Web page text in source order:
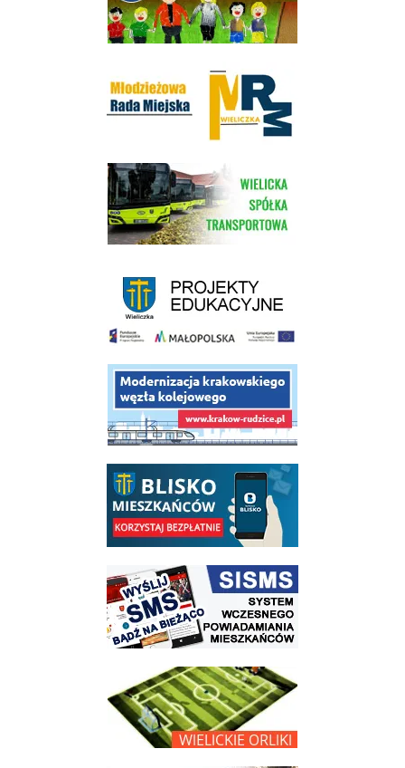
link do strony Wielickiej Spółki Transportowej
link do opisu projektu budowy linii kolejowej Krakow Rudzice
link do opisu aplikacji - BLISKO, Gmina Wieliczka w aplikacji Blisko
link do strony systemu wczesnego ostrzegania mieszkańców SISMS
link do opisu projektu Wielickie Orliki